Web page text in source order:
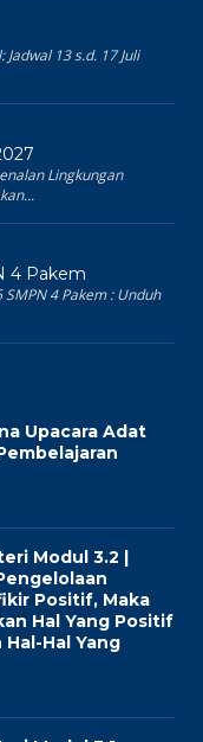
13 s.d. 17 Juli
Lingkungan
4 Pakem
4 Pakem : Unduh
Upacara Adat
Modul 3.2 |
Positif, Maka
Hal Yang Positif
Hal Yang